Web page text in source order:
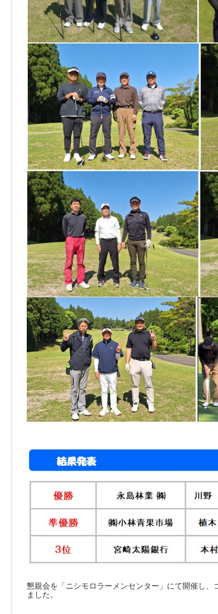
懇親会を「ニシモロラーメンセンター」にて開催し、
ました。